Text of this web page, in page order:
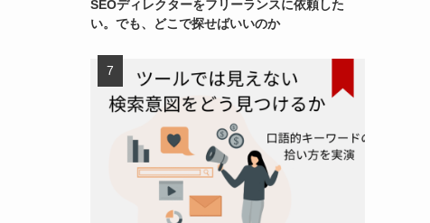
SEOディレクターをフリーランスに依頼した
い。でも、どこで探せばいいのか